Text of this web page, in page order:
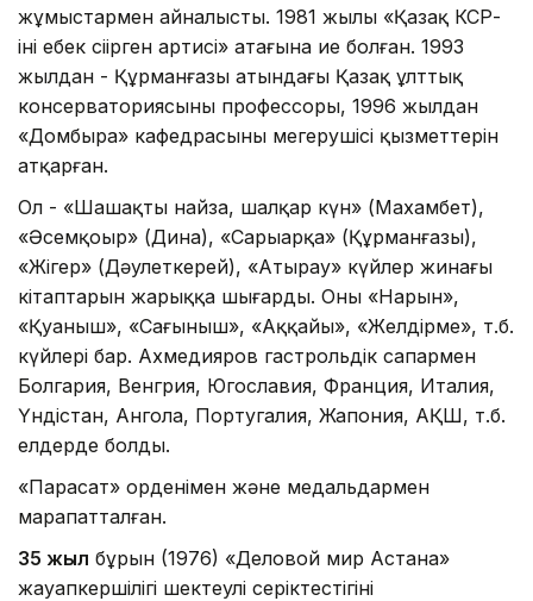
жұмыстармен айналысты. 1981 жылы «Қазақ КСР-
інің еңбек сіңірген артисі» атағына ие болған. 1993
жылдан - Құрманғазы атындағы Қазақ ұлттық
консерваториясының профессоры, 1996 жылдан
«Домбыра» кафедрасының меңгерушісі қызметтерін
атқарған.
Ол - «Шашақты найза, шалқар күн» (Махамбет),
«Әсемқоңыр» (Дина), «Сарыарқа» (Құрманғазы),
«Жігер» (Дәулеткерей), «Атырау» күйлер жинағы
кітаптарын жарыққа шығарды. Оның «Нарын»,
«Қуаныш», «Сағыныш», «Аққайың», «Желдірме», т.б.
күйлері бар. Ахмедияров гастрольдік сапармен
Болгария, Венгрия, Югославия, Франция, Италия,
Үндістан, Ангола, Португалия, Жапония, АҚШ, т.б.
елдерде болды.
«Парасат» орденімен және медальдармен
марапатталған.
35 жыл бұрын (1976) «Деловой мир Астана»
жауапкершілігі шектеулі серіктестігінің